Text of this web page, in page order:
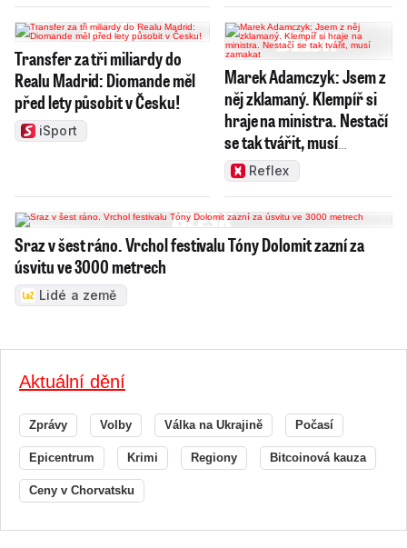
Transfer za tři miliardy do
Realu Madrid: Diomande měl
před lety působit v Česku!
iSport
Marek Adamczyk: Jsem z
něj zklamaný. Klempíř si
hraje na ministra. Nestačí
se tak tvářit, musí
zamakat
Reflex
Sraz v šest ráno. Vrchol festivalu Tóny Dolomit zazní za
úsvitu ve 3000 metrech
Lidé a země
Aktuální dění
Zprávy Volby Válka na Ukrajině Počasí
Epicentrum Krimi Regiony Bitcoinová kauza
Ceny v Chorvatsku